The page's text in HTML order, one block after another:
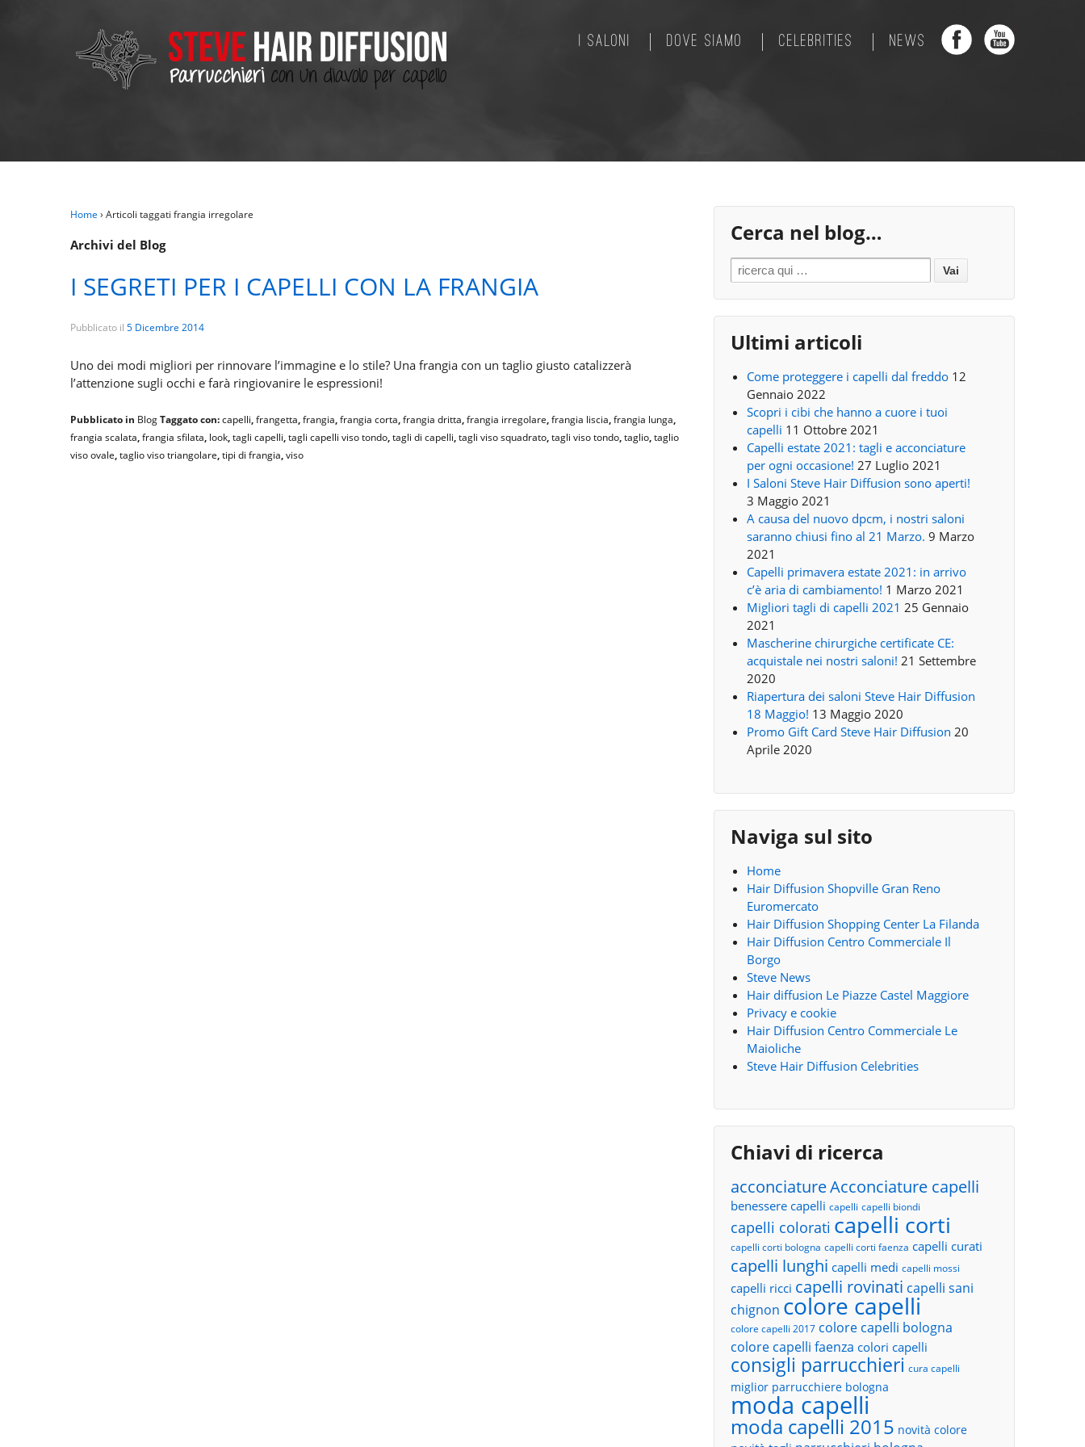
I SALONI DOVE SIAMO CELEBRITIES NEWS
Home › Articoli taggati frangia irregolare
Archivi del Blog
I SEGRETI PER I CAPELLI CON LA FRANGIA
Pubblicato il 5 Dicembre 2014
Uno dei modi migliori per rinnovare l’immagine e lo stile? Una frangia con un taglio giusto catalizzerà
l’attenzione sugli occhi e farà ringiovanire le espressioni!
Pubblicato in BlogTaggato con:capelli,frangetta,frangia,frangia corta,frangia dritta,frangia irregolare,frangia liscia,frangia lunga,
frangia scalata,frangia sfilata, look,tagli capelli,tagli capelli viso tondo,tagli di capelli,tagli viso squadrato,tagli viso tondo,taglio,taglio
viso ovale,taglio viso triangolare,tipi di frangia,viso
Cerca nel blog…
Search for:
Ultimi articoli
Come proteggere i capelli dal freddo 12
Gennaio 2022
Scopri i cibi che hanno a cuore i tuoi
capelli 11 Ottobre 2021
Capelli estate 2021: tagli e acconciature
per ogni occasione! 27 Luglio 2021
I Saloni Steve Hair Diffusion sono aperti!
3 Maggio 2021
A causa del nuovo dpcm, i nostri saloni
saranno chiusi fino al 21 Marzo. 9 Marzo
2021
Capelli primavera estate 2021: in arrivo
c’è aria di cambiamento! 1 Marzo 2021
Migliori tagli di capelli 2021 25 Gennaio
2021
Mascherine chirurgiche certificate CE:
acquistale nei nostri saloni! 21 Settembre
2020
Riapertura dei saloni Steve Hair Diffusion
18 Maggio! 13 Maggio 2020
Promo Gift Card Steve Hair Diffusion 20
Aprile 2020
Naviga sul sito
Home
Hair Diffusion Shopville Gran Reno
Euromercato
Hair Diffusion Shopping Center La Filanda
Hair Diffusion Centro Commerciale Il
Borgo
Steve News
Hair diffusion Le Piazze Castel Maggiore
Privacy e cookie
Hair Diffusion Centro Commerciale Le
Maioliche
Steve Hair Diffusion Celebrities
Chiavi di ricerca
acconciatureAcconciature capelli
benessere capelli capelli capelli biondi
capelli colorati capelli corti
capelli corti bologna capelli corti faenza capelli curati
capelli lunghi capelli medi capelli mossi
capelli ricci capelli rovinati capelli sani
chignon colore capelli
colore capelli 2017 colore capelli bologna
colore capelli faenza colori capelli
consigli parrucchieri cura capelli
miglior parrucchiere bologna
moda capelli
moda capelli 2015 novità colore